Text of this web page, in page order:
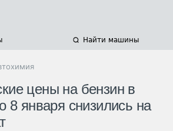
Найти машины
цены на бензин в
8 января снизились на